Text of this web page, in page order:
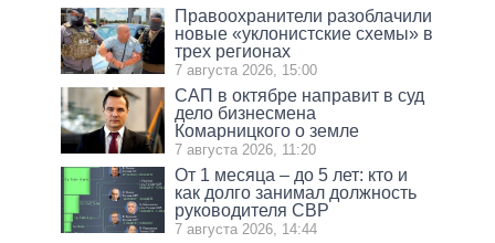
Правоохранители разоблачили
новые «уклонистские схемы» в
трех регионах
7 августа 2026, 15:00
САП в октябре направит в суд
дело бизнесмена
Комарницкого о земле
7 августа 2026, 11:20
От 1 месяца – до 5 лет: кто и
как долго занимал должность
руководителя СВР
7 августа 2026, 14:44